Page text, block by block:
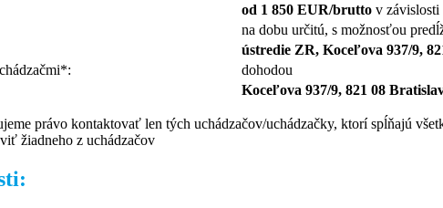
od 1 850 EUR/bruttov závislosti
na dobu určitú, s možnosťou
ústredie ZR, Koceľova 937/9,
dohodou
Koceľova 937/9, 821 08
právo kontaktovať len tých uchádzačov/uchádzačky, ktorí spĺňajú
žiadneho z uchádzačov